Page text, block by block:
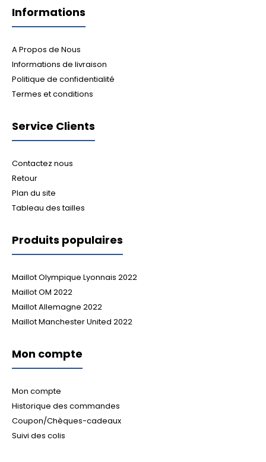
Informations
A Propos de Nous
Informations de livraison
Politique de confidentialité
Termes et conditions
Service Clients
Contactez nous
Retour
Plan du site
Tableau des tailles
Produits populaires
Maillot Olympique Lyonnais 2022
Maillot OM 2022
Maillot Allemagne 2022
Maillot Manchester United 2022
Mon compte
Mon compte
Historique des commandes
Coupon/Chèques-cadeaux
Suivi des colis